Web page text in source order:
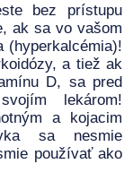
bez prístupu
ak sa vo vašom
(hyperkalcémia)!
a tiež ak
D, sa pred
lekárom!
a kojacim
sa nesmie
používať ako